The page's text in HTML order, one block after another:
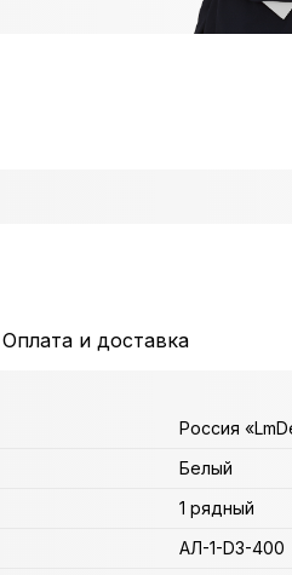
Оплата и доставка
Россия
Белый
1 рядный
АЛ-1-D3-400